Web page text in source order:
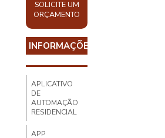
SOLICITE UM
ORÇAMENTO
INFORMAÇÕES
APLICATIVO
DE
AUTOMAÇÃO
RESIDENCIAL
APP